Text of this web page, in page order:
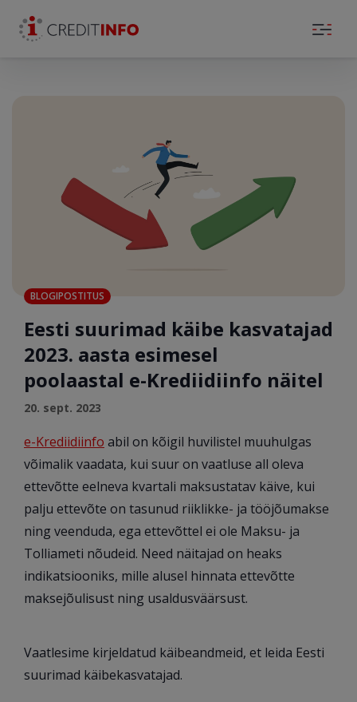
BLOGIPOSTITUS
Eesti suurimad käibe kasvatajad
2023. aasta esimesel
poolaastal e-Krediidiinfo näitel
20. sept. 2023
e-Krediidiinfo abil on kõigil huvilistel muuhulgas
võimalik vaadata, kui suur on vaatluse all oleva
ettevõtte eelneva kvartali maksustatav käive, kui
palju ettevõte on tasunud riiklikke- ja tööjõumakse
ning veenduda, ega ettevõttel ei ole Maksu- ja
Tolliameti nõudeid. Need näitajad on heaks
indikatsiooniks, mille alusel hinnata ettevõtte
maksejõulisust ning usaldusväärsust.
Vaatlesime kirjeldatud käibeandmeid, et leida Eesti
suurimad käibekasvatajad.